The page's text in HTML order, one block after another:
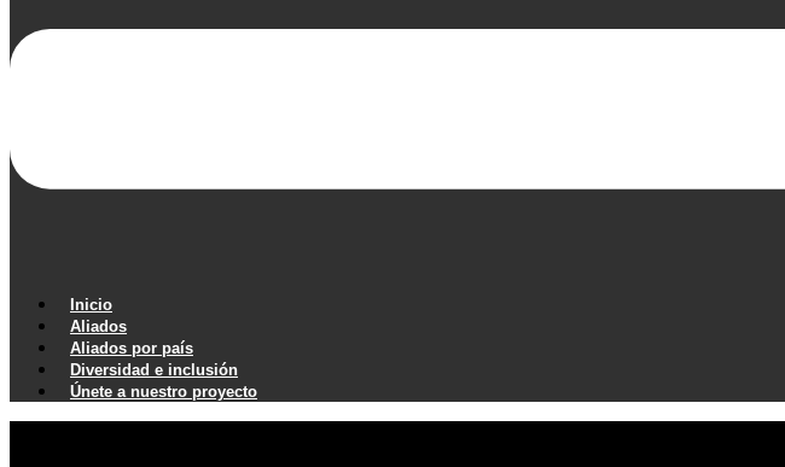
Inicio
Aliados
Aliados por país
Diversidad e inclusión
Únete a nuestro proyecto